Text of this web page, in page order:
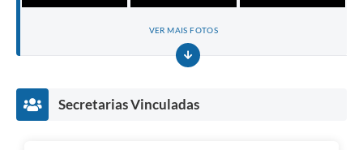
VER MAIS FOTOS
Secretarias Vinculadas